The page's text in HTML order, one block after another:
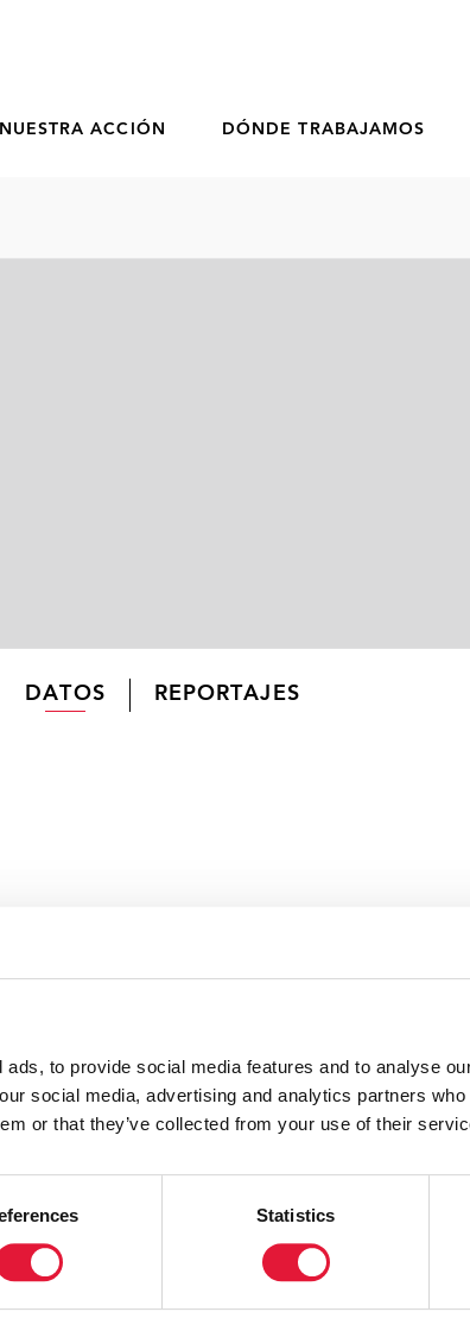
NUESTRA ACCIÓN DÓNDE TRABAJAMOS
DATOS REPORTAJES